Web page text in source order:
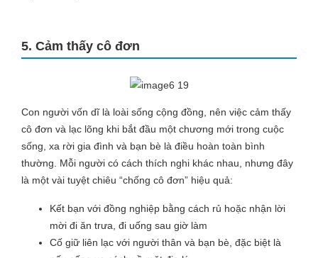
5. Cảm thấy cô đơn
Con người vốn dĩ là loài sống cộng đồng, nên việc cảm thấy
cô đơn và lạc lõng khi bắt đầu một chương mới trong cuộc
sống, xa rời gia đình và bạn bè là điều hoàn toàn bình
thường. Mỗi người có cách thích nghi khác nhau, nhưng đây
là một vài tuyệt chiêu “chống cô đơn” hiệu quả:
Kết bạn với đồng nghiệp bằng cách rủ hoặc nhận lời
mời đi ăn trưa, đi uống sau giờ làm
Cố giữ liên lạc với người thân và bạn bè, đặc biệt là